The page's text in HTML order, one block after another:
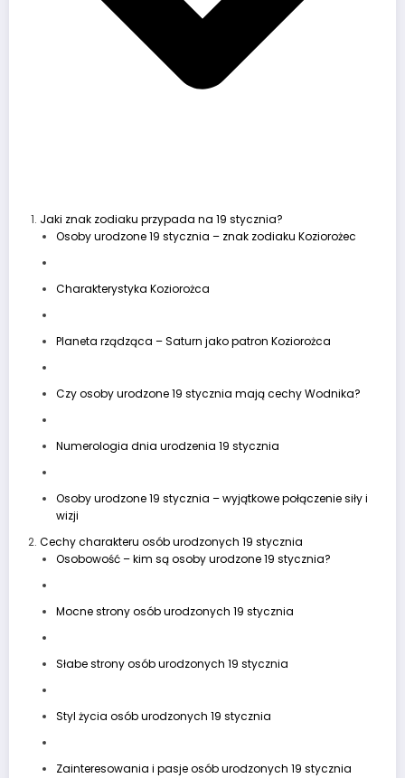
Jaki znak zodiaku przypada na 19 stycznia?
Osoby urodzone 19 stycznia – znak zodiaku Koziorożec
Charakterystyka Koziorożca
Planeta rządząca – Saturn jako patron Koziorożca
Czy osoby urodzone 19 stycznia mają cechy Wodnika?
Numerologia dnia urodzenia 19 stycznia
Osoby urodzone 19 stycznia – wyjątkowe połączenie siły i
wizji
Cechy charakteru osób urodzonych 19 stycznia
Osobowość – kim są osoby urodzone 19 stycznia?
Mocne strony osób urodzonych 19 stycznia
Słabe strony osób urodzonych 19 stycznia
Styl życia osób urodzonych 19 stycznia
Zainteresowania i pasje osób urodzonych 19 stycznia